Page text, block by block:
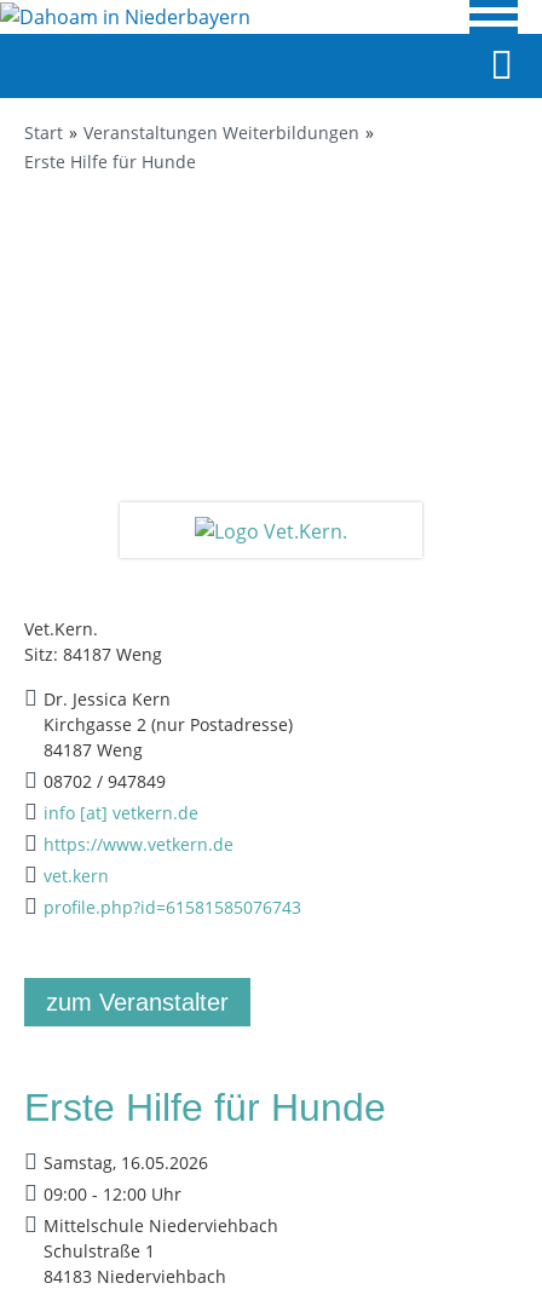
Start
Veranstaltungen Weiterbildungen
Erste Hilfe für Hunde
Vet.Kern.
Sitz: 84187 Weng
Dr. Jessica Kern
Kirchgasse 2 (nur Postadresse)
84187 Weng
08702 / 947849
info [at] vetkern.de
https://www.vetkern.de
vet.kern
profile.php?id=61581585076743
zum Veranstalter
Erste Hilfe für Hunde
Samstag, 16.05.2026
09:00 - 12:00 Uhr
Mittelschule Niederviehbach
Schulstraße 1
84183 Niederviehbach